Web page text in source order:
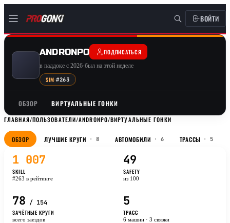
ВОЙТИ
ANDRONPO ПОДПИСАТЬСЯ
в паддоке с 2026·был на этой неделе
SIM·#263
ОБЗОР ВИРТУАЛЬНЫЕ ГОНКИ
ГЛАВНАЯ/ПОЛЬЗОВАТЕЛИ/ANDRONPO/ВИРТУАЛЬНЫЕ ГОНКИ
ОБЗОР ЛУЧШИЕ КРУГИ · 8 АВТОМОБИЛИ · 6 ТРАССЫ · 5
1 007
SKILL
#263 в рейтинге
49
SAFETY
из 100
78 / 154
ЗАЧЁТНЫЕ КРУГИ
всего заездов
5
ТРАСС
6 машин · 3 связки